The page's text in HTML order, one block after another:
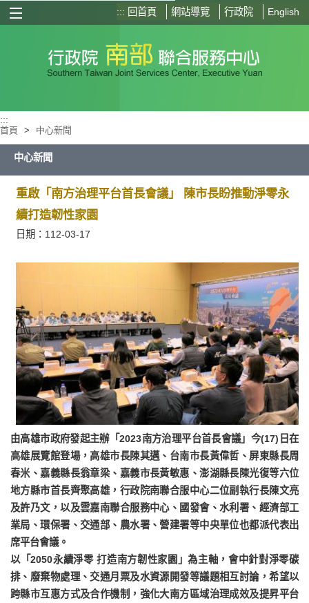
::: 回首頁 網站導覽 行政院 English
選單按鈕
:::
首頁 > 中心新聞
中心新聞
重啟「南方治理平台首長會議」 陳市長盼推動淨零永
續打造韌性家園
日期：112-03-17
由高雄市政府發起主辦「2023南方治理平台首長會議」今(17)日在
高雄展覽館登場，高雄市長陳其邁、台南市長黃偉哲、屏東縣長周
春米、嘉義縣長翁章梁、嘉義市長黃敏惠、澎湖縣長陳光復等六位
地方縣市首長齊聚高雄，行政院南聯合服中心二位副執行長陳文亮
及許乃文，以及雲嘉南聯合服務中心、國發會、水利署、經濟部工
業局、環保署、交通部、農水署、營建署等中央單位也都派代表出
席平台會議。
以「2050永續淨零 打造南方韌性家園」為主軸，會中針對淨零碳
排、廢棄物處理、交通月票及水資源開發等議題相互討論，希望以
跨縣市互惠方式及合作機制，強化大南方區域治理成效及提昇平台